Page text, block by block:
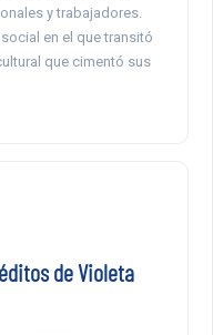
y trabajadores.
en el que transitó
que cimentó sus
de Violeta